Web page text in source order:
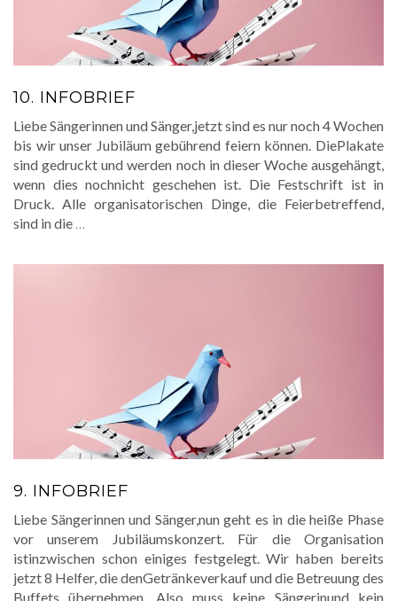
10. INFOBRIEF
Liebe Sängerinnen und Sänger,jetzt sind es nur noch 4 Wochen
bis wir unser Jubiläum gebührend feiern können. DiePlakate
sind gedruckt und werden noch in dieser Woche ausgehängt,
wenn dies nochnicht geschehen ist. Die Festschrift ist in
Druck. Alle organisatorischen Dinge, die Feierbetreffend,
sind in die …
9. INFOBRIEF
Liebe Sängerinnen und Sänger,nun geht es in die heiße Phase
vor unserem Jubiläumskonzert. Für die Organisation
istinzwischen schon einiges festgelegt. Wir haben bereits
jetzt 8 Helfer, die denGetränkeverkauf und die Betreuung des
Buffets übernehmen. Also muss keine Sängerinund kein